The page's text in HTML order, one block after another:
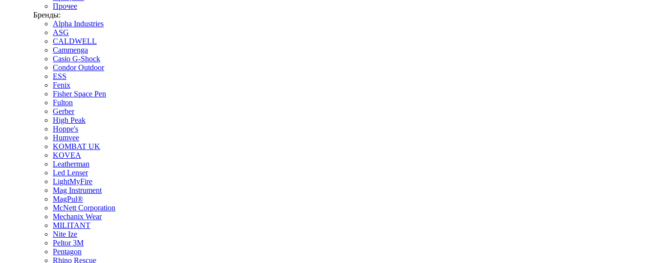
Прочее
Бренды:
Alpha Industries
ASG
CALDWELL
Cammenga
Casio G-Shock
Condor Outdoor
ESS
Fenix
Fisher Space Pen
Fulton
Gerber
High Peak
Hoppe's
Humvee
KOMBAT UK
KOVEA
Leatherman
Led Lenser
LightMyFire
Mag Instrument
MagPul®
McNett Corporation
Mechanix Wear
MILITANT
Nite Ize
Peltor 3M
Pentagon
Rhino Rescue